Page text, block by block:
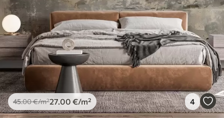
45.00€/m²27 .00 €/m² 4